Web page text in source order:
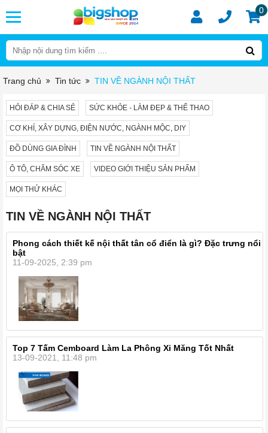
0
Trang chủ Tin tức TIN VỀ NGÀNH NỘI THẤT
HỎI ĐÁP & CHIA SẺ SỨC KHỎE - LÀM ĐẸP & THỂ THAO
CƠ KHÍ, XÂY DỰNG, ĐIỆN NƯỚC, NGÀNH MỘC, DIY
ĐỒ DÙNG GIA ĐÌNH TIN VỀ NGÀNH NỘI THẤT
Ô TÔ, CHĂM SÓC XE VIDEO GIỚI THIỆU SẢN PHẨM
MỌI THỬ KHÁC
TIN VỀ NGÀNH NỘI THẤT
Phong cách thiết kế nội thất tân cổ điển là gì? Đặc trưng nổi
bật
11-09-2025, 2:39 pm
Top 7 Tấm Cemboard Làm La Phông Xi Măng Tốt Nhất
13-09-2021, 11:48 pm